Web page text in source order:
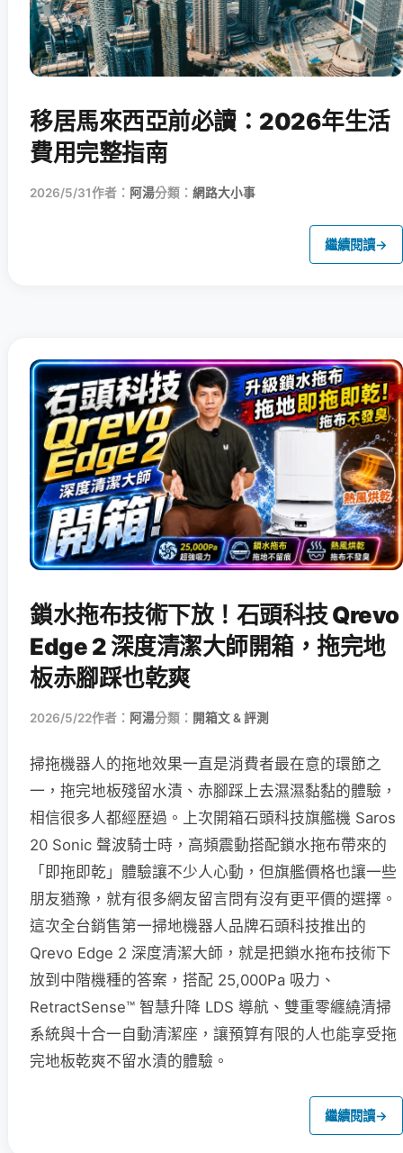
移居馬來西亞前必讀：2026年生活
費用完整指南
2026/5/31作者： 阿湯分類： 網路大小事
繼續閱讀→
鎖水拖布技術下放！石頭科技 Qrevo
Edge 2 深度清潔大師開箱，拖完地
板赤腳踩也乾爽
2026/5/22作者： 阿湯分類： 開箱文 & 評測
掃拖機器人的拖地效果一直是消費者最在意的環節之
一，拖完地板殘留水漬、赤腳踩上去濕濕黏黏的體驗，
相信很多人都經歷過。上次開箱石頭科技旗艦機 Saros
20 Sonic 聲波騎士時，高頻震動搭配鎖水拖布帶來的
「即拖即乾」體驗讓不少人心動，但旗艦價格也讓一些
朋友猶豫，就有很多網友留言問有沒有更平價的選擇。
這次全台銷售第一掃地機器人品牌石頭科技推出的
Qrevo Edge 2 深度清潔大師，就是把鎖水拖布技術下
放到中階機種的答案，搭配 25,000Pa 吸力、
RetractSense™ 智慧升降 LDS 導航、雙重零纏繞清掃
系統與十合一自動清潔座，讓預算有限的人也能享受拖
完地板乾爽不留水漬的體驗。
繼續閱讀→